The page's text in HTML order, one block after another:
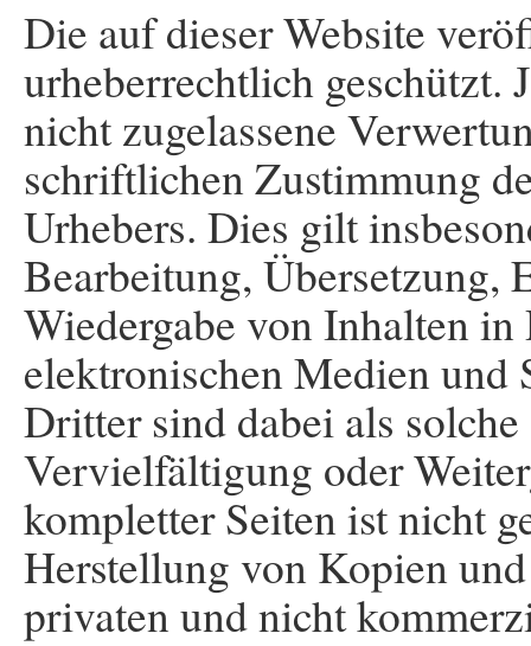
Die auf dieser Website
urheberrechtlich geschützt.
nicht zugelassene
schriftlichen Zustimmung
Urhebers. Dies gilt
Bearbeitung, Übersetzung,
Wiedergabe von Inhalten
elektronischen Medien und
Dritter sind dabei als
Vervielfältigung oder
kompletter Seiten ist nicht
Herstellung von Kopien
privaten und nicht